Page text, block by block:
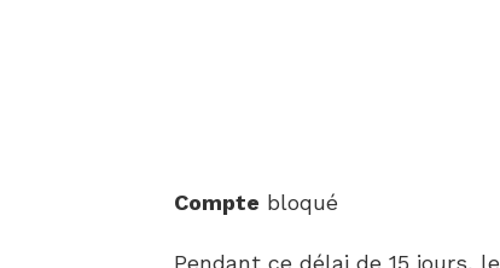
Compte bloqué